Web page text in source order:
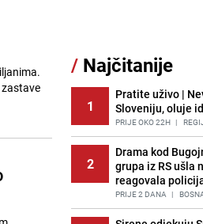
/ Najčitanije
1
Pratite uživo |
Sloveniju, oluje
PRIJE OKO 22H |
2
Drama kod
grupa iz RS ušla
reagovala
PRIJE 2 DANA |